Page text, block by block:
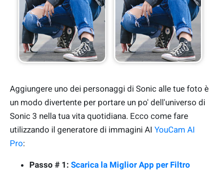
Aggiungere uno dei personaggi di Sonic alle tue foto è
un modo divertente per portare un po' dell'universo di
Sonic 3 nella tua vita quotidiana. Ecco come fare
utilizzando il generatore di immagini AI YouCam AI
Pro:
Passo # 1: Scarica la Miglior App per Filtro